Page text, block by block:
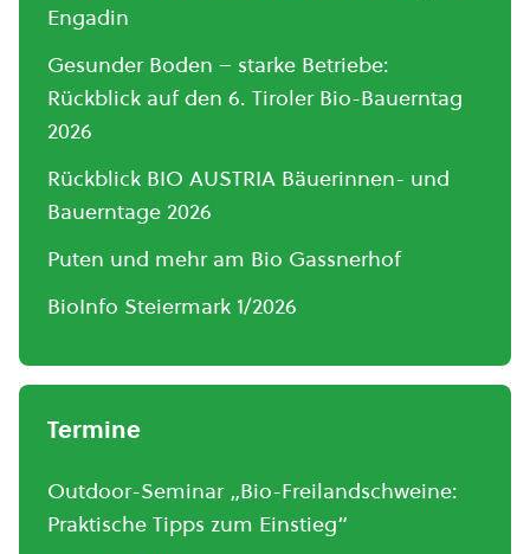
Engadin
Gesunder Boden – starke Betriebe:
Rückblick auf den 6. Tiroler Bio-Bauerntag
2026
Rückblick BIO AUSTRIA Bäuerinnen- und
Bauerntage 2026
Puten und mehr am Bio Gassnerhof
BioInfo Steiermark 1/2026
Termine
Outdoor-Seminar „Bio-Freilandschweine:
Praktische Tipps zum Einstieg“